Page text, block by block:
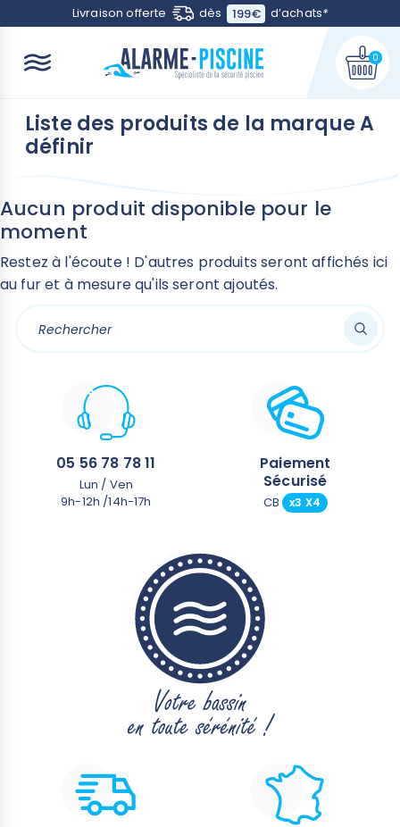
Contactez-nousLivraison offerte dès 199€ d’achats*
0
Liste des produits de la marque A
définir
Aucun produit disponible pour le
moment
Restez à l'écoute ! D'autres produits seront affichés ici
au fur et à mesure qu'ils seront ajoutés.
05 56 78 78 11
Lun / Ven
9h-12h /14h-17h
Paiement
Sécurisé
CB x3 X4